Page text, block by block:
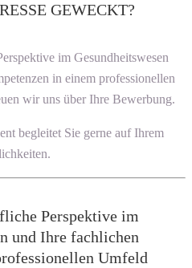
GEWECKT?
im Gesundheitswesen
in einem professionellen
wir uns über Ihre Bewerbung.
begleitet Sie gerne auf Ihrem
Perspektive im
und Ihre fachlichen
Umfeld